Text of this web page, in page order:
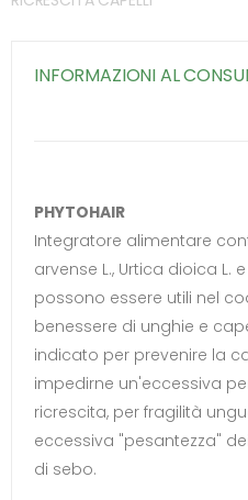
INFORMAZIONI AL
PHYTOHAIR
Integratore alimentare
arvense L., Urtica dioica L.
possono essere utili nel
benessere di unghie e
indicato per prevenire la
impedirne un'eccessiva
ricrescita, per fragilità
eccessiva "pesantezza"
di sebo.